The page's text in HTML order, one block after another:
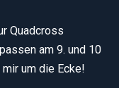
Quadcross
am 9. und 10
um die Ecke!